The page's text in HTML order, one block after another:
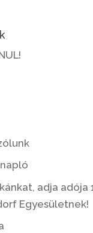
adja adója
Egyesületnek!